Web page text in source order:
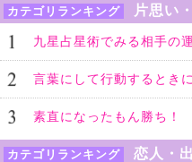
カテゴリランキング 片思い
九星占星術でみる相手の
言葉にして行動するとき
素直になったもん勝ち！
カテゴリランキング 恋人・